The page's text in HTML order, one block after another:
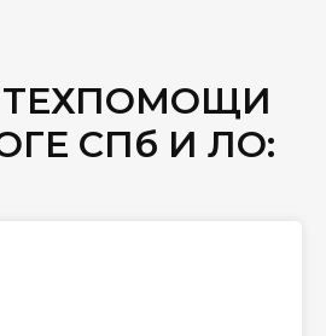
ТЕХПОМОЩИ
СПб И ЛО: